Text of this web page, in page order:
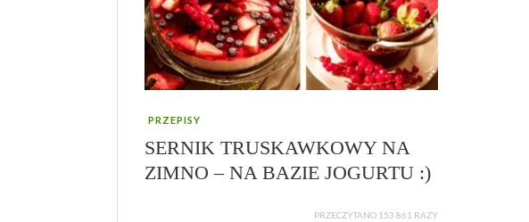
PRZEPISY
SERNIK TRUSKAWKOWY NA
ZIMNO – NA BAZIE JOGURTU :)
PRZECZYTANO 153 861 RAZY